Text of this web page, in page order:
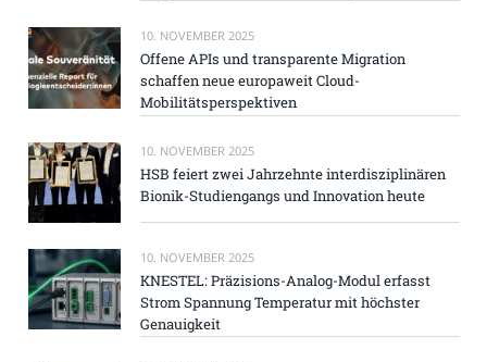
10. NOVEMBER 2025
Offene APIs und transparente Migration
schaffen neue europaweit Cloud-
Mobilitätsperspektiven
10. NOVEMBER 2025
HSB feiert zwei Jahrzehnte interdisziplinären
Bionik-Studiengangs und Innovation heute
10. NOVEMBER 2025
KNESTEL: Präzisions-Analog-Modul erfasst
Strom Spannung Temperatur mit höchster
Genauigkeit